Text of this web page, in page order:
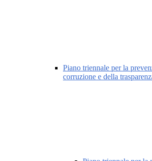
Piano triennale per la
corruzione e della